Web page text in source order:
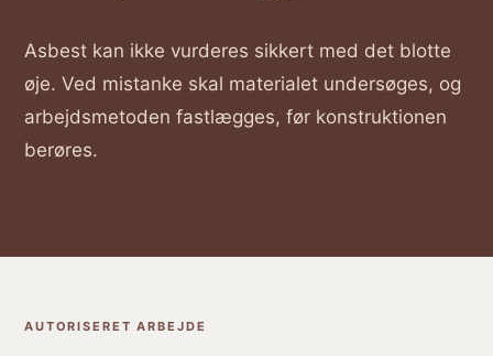
Asbest kan ikke vurderes sikkert med det blotte
øje. Ved mistanke skal materialet undersøges, og
arbejdsmetoden fastlægges, før konstruktionen
berøres.
AUTORISERET ARBEJDE